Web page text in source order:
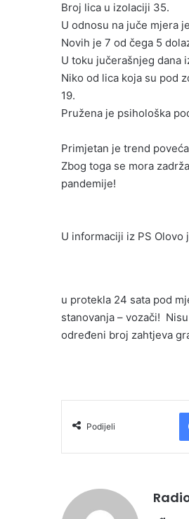
Broj lica u izolaciji 35.
U odnosu na juče mjera
Novih je 7 od čega 5
U toku jučerašnjeg dana
Niko od lica koja su pod
19.
Pružena je psihološka
Primjetan je trend
Zbog toga se mora
pandemije!
U informaciji iz PS Olovo
u protekla 24 sata pod
stanovanja – vozači!
određeni broj zahtjeva
Podijeli